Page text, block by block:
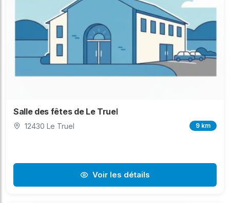
Salle des fêtes de Le Truel
12430 Le Truel 9 km
Voir les détails